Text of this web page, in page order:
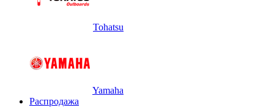
Tohatsu
Yamaha
Распродажа